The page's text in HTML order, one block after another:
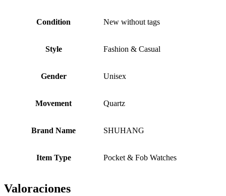
Condition New without tags
Style Fashion & Casual
Gender Unisex
Movement Quartz
Brand Name SHUHANG
Item Type Pocket & Fob Watches
Valoraciones